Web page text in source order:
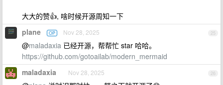
大大的赞👍, 啥时候开源周知一下
25
plane OP Nov 28, 2025
@maladaxia 已经开源，帮帮忙 star 哈哈。
https://github.com/gotoailab/modern_mermaid
26
maladaxia Nov 28, 2025